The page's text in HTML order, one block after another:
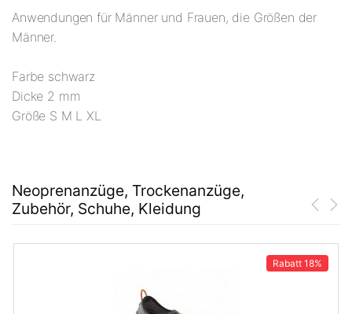
Anwendungen für Männer und Frauen, die Größen der
Männer.
Farbe schwarz
Dicke 2 mm
Größe S M L XL
Neoprenanzüge, Trockenanzüge,
Zubehör, Schuhe, Kleidung
Rabatt 18%